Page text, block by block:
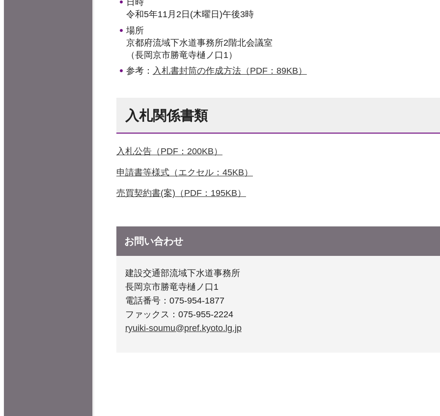
日時
令和5年11月2日(木曜日)午後3時
場所
京都府流域下水道事務所2階北会議室
（長岡京市勝竜寺樋ノ口1）
参考： 入札書封筒の作成方法（PDF：89KB）
入札関係書類
入札公告（PDF：200KB）
申請書等様式（エクセル：45KB）
売買契約書(案)（PDF：195KB）
お問い合わせ
建設交通部流域下水道事務所
長岡京市勝竜寺樋ノ口1
電話番号：075-954-1877
ファックス：075-955-2224
ryuiki-soumu@pref.kyoto.lg.jp